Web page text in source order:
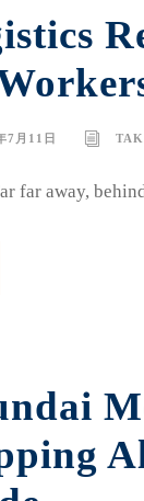
7月11日
far away,